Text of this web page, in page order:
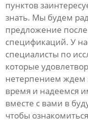
пунктов
знать. Мы будем
предложение
спецификаций. У
специалисты по
которые
нетерпением ждем
время и надеемся
вместе с вами в
чтобы